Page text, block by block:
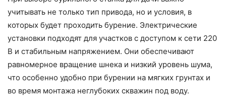
учитывать не только тип привода, но и условия, в
которых будет проходить бурение. Электрические
установки подходят для участков с доступом к сети 220
В и стабильным напряжением. Они обеспечивают
равномерное вращение шнека и низкий уровень шума,
что особенно удобно при бурении на мягких грунтах и
во время монтажа неглубоких скважин под воду.